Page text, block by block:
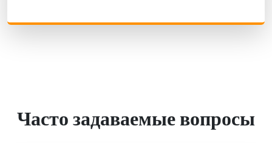
Часто задаваемые вопросы